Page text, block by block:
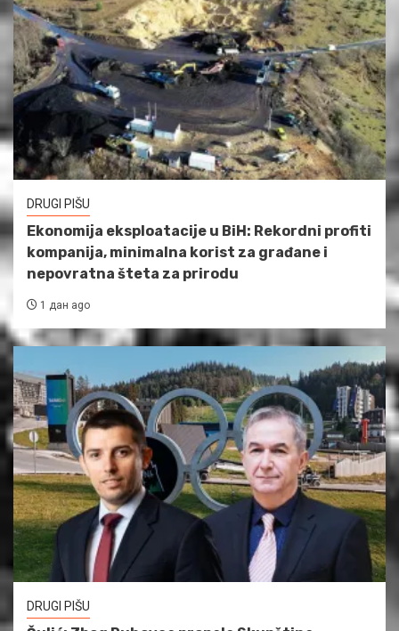
DRUGI PIŠU
Ekonomija eksploatacije u BiH: Rekordni profiti
kompanija, minimalna korist za građane i
nepovratna šteta za prirodu
1 дан ago
DRUGI PIŠU